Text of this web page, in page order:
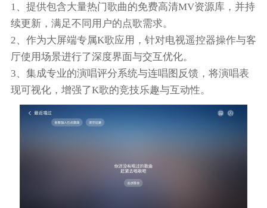
1、提供包含大量热门歌曲的免费高清MV资源库，并持
续更新，满足不同用户的点歌需求。
2、作为大屏端专属K歌应用，针对电视遥控器操作与客
厅使用场景进行了深度界面与交互优化。
3、集成专业的演唱评分系统与连唱图反馈，将演唱表
现可视化，增强了K歌的竞技乐趣与互动性。